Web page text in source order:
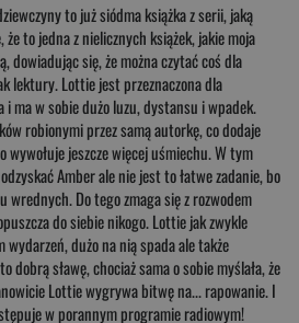
to już siódma książka z serii, jaką
że to jedna z nielicznych książek, jakie moja
dowiadując się, że można czytać coś dla
lektury. Lottie jest przeznaczona dla
ma w sobie dużo luzu, dystansu i wpadek.
robionymi przez samą autorkę, co dodaje
jeszcze więcej uśmiechu. W tym
Amber ale nie jest to łatwe zadanie, bo
wrednych. Do tego zmaga się z rozwodem
do siebie nikogo. Lottie jak zwykle
dużo na nią spada ale także
dobrą sławę, chociaż sama o sobie myślała, że
Lottie wygrywa bitwę na... rapowanie. I
w porannym programie radiowym!